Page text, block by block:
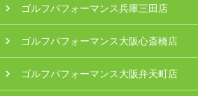
ゴルフパフォーマンス兵庫三田店
ゴルフパフォーマンス大阪心斎橋店
ゴルフパフォーマンス大阪弁天町店